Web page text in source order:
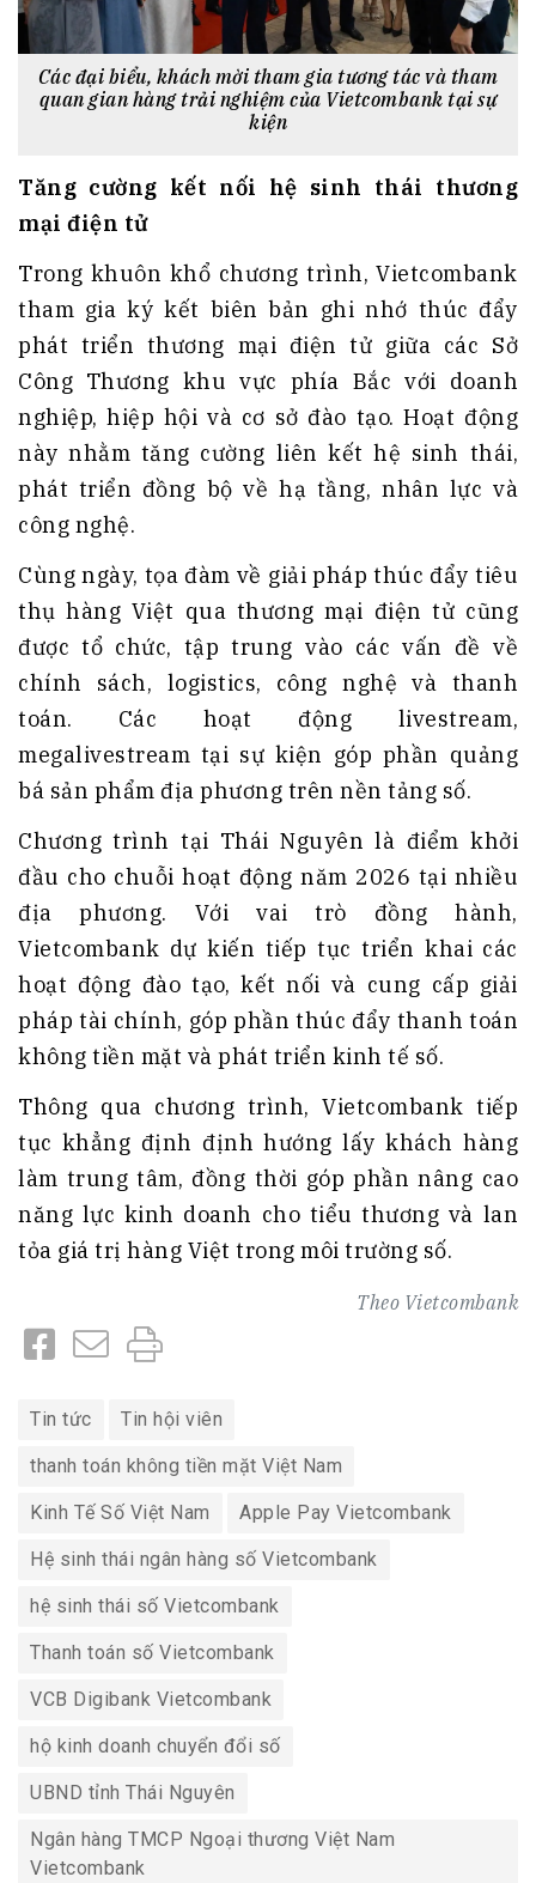
Các đại biểu, khách mời tham gia tương tác và tham
quan gian hàng trải nghiệm của Vietcombank tại sự
kiện
Tăng cường kết nối hệ sinh thái thương
mại điện tử
Trong khuôn khổ chương trình, Vietcombank
tham gia ký kết biên bản ghi nhớ thúc đẩy
phát triển thương mại điện tử giữa các Sở
Công Thương khu vực phía Bắc với doanh
nghiệp, hiệp hội và cơ sở đào tạo. Hoạt động
này nhằm tăng cường liên kết hệ sinh thái,
phát triển đồng bộ về hạ tầng, nhân lực và
công nghệ.
Cùng ngày, tọa đàm về giải pháp thúc đẩy tiêu
thụ hàng Việt qua thương mại điện tử cũng
được tổ chức, tập trung vào các vấn đề về
chính sách, logistics, công nghệ và thanh
toán. Các hoạt động livestream,
megalivestream tại sự kiện góp phần quảng
bá sản phẩm địa phương trên nền tảng số.
Chương trình tại Thái Nguyên là điểm khởi
đầu cho chuỗi hoạt động năm 2026 tại nhiều
địa phương. Với vai trò đồng hành,
Vietcombank dự kiến tiếp tục triển khai các
hoạt động đào tạo, kết nối và cung cấp giải
pháp tài chính, góp phần thúc đẩy thanh toán
không tiền mặt và phát triển kinh tế số.
Thông qua chương trình, Vietcombank tiếp
tục khẳng định định hướng lấy khách hàng
làm trung tâm, đồng thời góp phần nâng cao
năng lực kinh doanh cho tiểu thương và lan
tỏa giá trị hàng Việt trong môi trường số.
Theo Vietcombank
Tin tức Tin hội viên
thanh toán không tiền mặt Việt Nam
Kinh Tế Số Việt Nam Apple Pay Vietcombank
Hệ sinh thái ngân hàng số Vietcombank
hệ sinh thái số Vietcombank
Thanh toán số Vietcombank
VCB Digibank Vietcombank
hộ kinh doanh chuyển đổi số
UBND tỉnh Thái Nguyên
Ngân hàng TMCP Ngoại thương Việt Nam
Vietcombank